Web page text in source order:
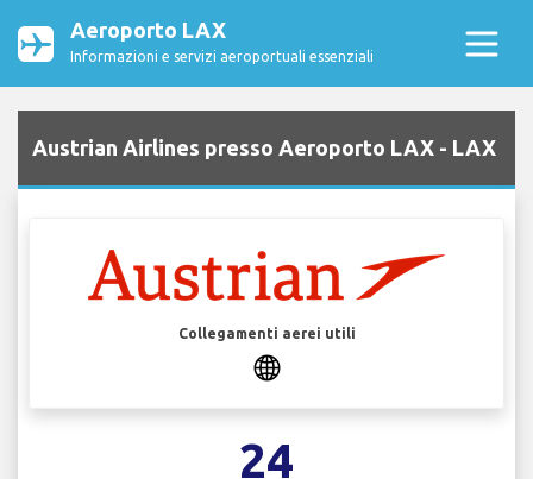
Aeroporto LAX
Informazioni e servizi aeroportuali essenziali
Austrian Airlines presso Aeroporto LAX - LAX
Collegamenti aerei utili
24